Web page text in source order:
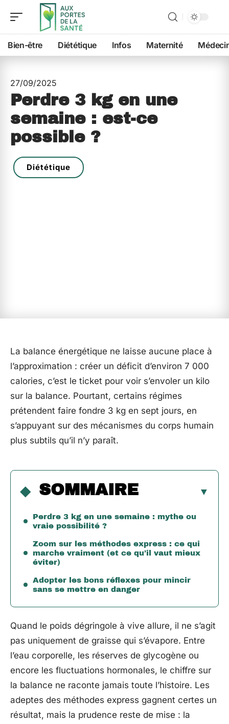
Bien-être Diététique Infos Maternité
27/09/2025
Perdre 3 kg en une
semaine : est-ce
possible ?
Diététique
La balance énergétique ne laisse aucune place à
l’approximation : créer un déficit d’environ 7 000
calories, c’est le ticket pour voir s’envoler un kilo
sur la balance. Pourtant, certains régimes
prétendent faire fondre 3 kg en sept jours, en
s’appuyant sur des mécanismes du corps humain
plus subtils qu’il n’y paraît.
SOMMAIRE
Perdre 3 kg en une semaine : mythe ou
vraie possibilité ?
Zoom sur les méthodes express : ce qui
marche vraiment (et ce qu’il vaut mieux
éviter)
Adopter les bons réflexes pour mincir
sans se mettre en danger
Quand le poids dégringole à vive allure, il ne s’agit
pas uniquement de graisse qui s’évapore. Entre
l’eau corporelle, les réserves de glycogène ou
encore les fluctuations hormonales, le chiffre sur
la balance ne raconte jamais toute l’histoire. Les
adeptes des méthodes express gagnent certes un
résultat, mais la prudence reste de mise : la